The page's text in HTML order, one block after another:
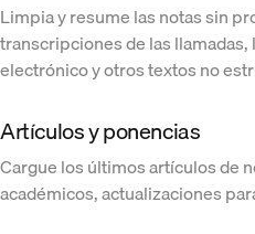
Limpia y resume las notas sin
transcripciones de las llamadas,
electrónico y otros textos no
Artículos y ponencias
Cargue los últimos artículos de
académicos, actualizaciones